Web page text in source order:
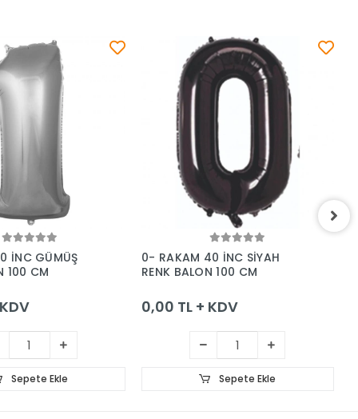
Sepete Ekle
İNC GÜMÜŞ
100 CM
Sepete Ekle
Sepete Ekle
0- RAKAM 40 İNC SİYAH
RENK BALON 100 CM
0,00 TL + KDV
Sepete Ekle